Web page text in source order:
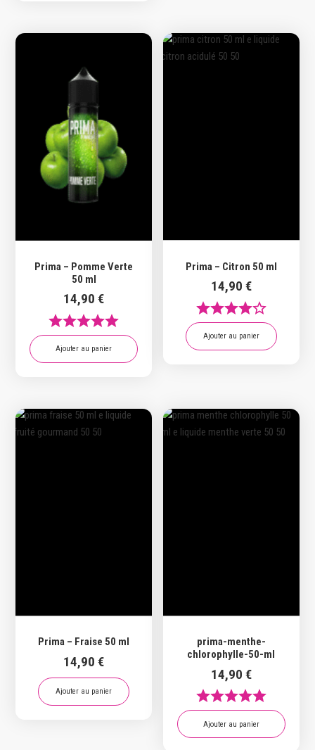
Prima – Pomme Verte
50 ml
14,90€
Ajouter au panier
Prima – Citron 50 ml
14,90 €
Ajouter au panier
Prima – Fraise 50 ml
14,90€
Ajouter au panier
prima-menthe-
chlorophylle-50-ml
14,90 €
Ajouter au panier